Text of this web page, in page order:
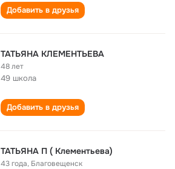
Добавить в друзья
ТАТЬЯНА КЛЕМЕНТЬЕВА
48 лет
49 школа
Добавить в друзья
ТАТЬЯНА П ( Клементьева)
43 года, Благовещенск